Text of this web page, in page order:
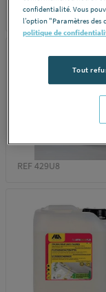
REF 449VW
REF 429U8
confidentialité. Vous
l’option "Paramètres des
politique de
Tout